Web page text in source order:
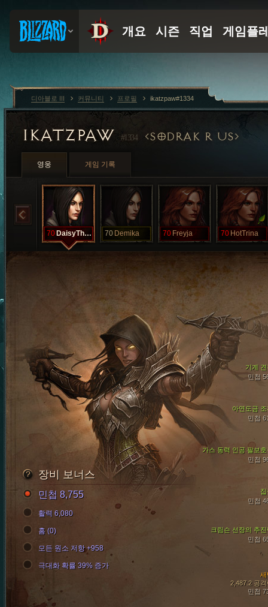
IKATZPAW #1334 SODRAK R US
영웅 게임 기록
70 DaisyThree 70 Demika 70 Freyja 70 HotTrina
아연도금 조
민첩
가스 동력 인공 팔보호
민첩
기계 견
민첩
크림슨 선장의 추진
민첩
새
2,487.2 공격
민첩
민첩
장비 보너스
민첩 8,755
활력 6,080
홈 (0)
모든 원소 저항 +958
극대화 확률 39% 증가
디아블로 III 커뮤니티 프로필 ikatzpaw#1334